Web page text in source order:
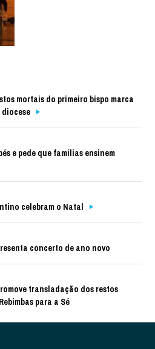
mortais do primeiro bispo marca
diocese
e pede que famílias ensinem
celebram o Natal
concerto de ano novo
transladação dos restos
para a Sé